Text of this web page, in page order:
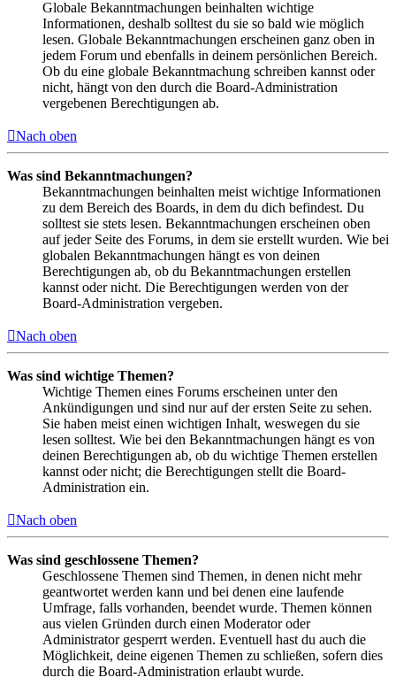
Globale Bekanntmachungen beinhalten wichtige
Informationen, deshalb solltest du sie so bald wie möglich
lesen. Globale Bekanntmachungen erscheinen ganz oben in
jedem Forum und ebenfalls in deinem persönlichen Bereich.
Ob du eine globale Bekanntmachung schreiben kannst oder
nicht, hängt von den durch die Board-Administration
vergebenen Berechtigungen ab.
Nach oben
Was sind Bekanntmachungen?
Bekanntmachungen beinhalten meist wichtige Informationen
zu dem Bereich des Boards, in dem du dich befindest. Du
solltest sie stets lesen. Bekanntmachungen erscheinen oben
auf jeder Seite des Forums, in dem sie erstellt wurden. Wie bei
globalen Bekanntmachungen hängt es von deinen
Berechtigungen ab, ob du Bekanntmachungen erstellen
kannst oder nicht. Die Berechtigungen werden von der
Board-Administration vergeben.
Nach oben
Was sind wichtige Themen?
Wichtige Themen eines Forums erscheinen unter den
Ankündigungen und sind nur auf der ersten Seite zu sehen.
Sie haben meist einen wichtigen Inhalt, weswegen du sie
lesen solltest. Wie bei den Bekanntmachungen hängt es von
deinen Berechtigungen ab, ob du wichtige Themen erstellen
kannst oder nicht; die Berechtigungen stellt die Board-
Administration ein.
Nach oben
Was sind geschlossene Themen?
Geschlossene Themen sind Themen, in denen nicht mehr
geantwortet werden kann und bei denen eine laufende
Umfrage, falls vorhanden, beendet wurde. Themen können
aus vielen Gründen durch einen Moderator oder
Administrator gesperrt werden. Eventuell hast du auch die
Möglichkeit, deine eigenen Themen zu schließen, sofern dies
durch die Board-Administration erlaubt wurde.